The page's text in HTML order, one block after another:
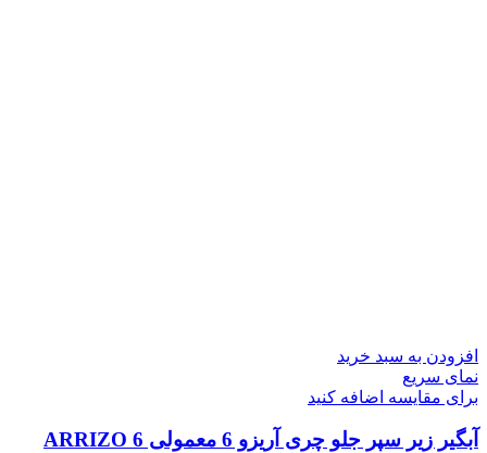
افزودن به سبد خرید
نمای سریع
برای مقایسه اضافه کنید
آبگیر زیر سپر جلو چری آریزو 6 معمولی ARRIZO 6